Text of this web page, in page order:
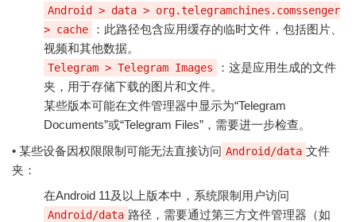
Android > data > org.telegramchines.comssenger
> cache
：此路径包含应用缓存的临时文件，包括图片、
视频和其他数据。
Telegram > Telegram Images
：这是应用生成的文件
夹，用于存储下载的图片和文件。
某些版本可能在文件管理器中显示为“Telegram
Documents”或“Telegram Files”，需要进一步检查。
• 某些设备因权限限制可能无法直接访问 Android/data 文件
夹：
在Android 11及以上版本中，系统限制用户访问
Android/data 路径，需要通过第三方文件管理器（如